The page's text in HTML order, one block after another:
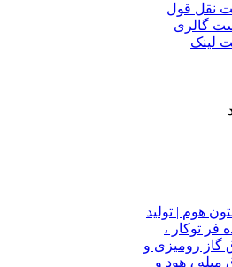
نقل قول
گالری
لینک